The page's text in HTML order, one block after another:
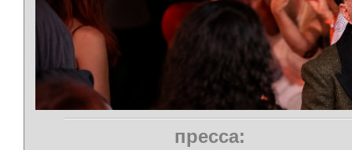
пресса: